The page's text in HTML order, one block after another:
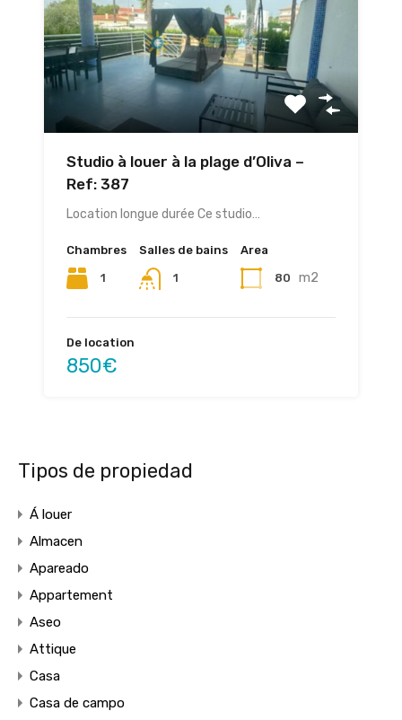
Studio à louer à la plage d’Oliva –
Ref: 387
Location longue durée Ce studio…
Chambres
1
Salles de bains
1
Area
80 m2
De location
850€
Tipos de propiedad
Á louer
Almacen
Apareado
Appartement
Aseo
Attique
Casa
Casa de campo